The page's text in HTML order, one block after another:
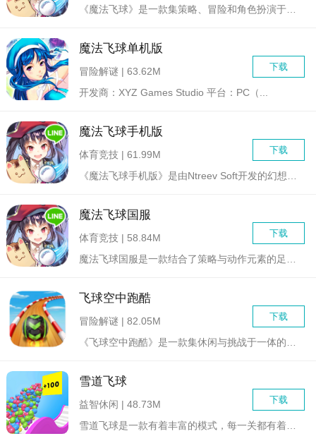
魔法飞球单机版
下载
冒险解谜 | 63.62M
开发商：XYZ Games Studio 平台：PC（...
魔法飞球手机版
下载
体育竞技 | 61.99M
魔法飞球国服
下载
体育竞技 | 58.84M
飞球空中跑酷
下载
冒险解谜 | 82.05M
雪道飞球
下载
益智休闲 | 48.73M